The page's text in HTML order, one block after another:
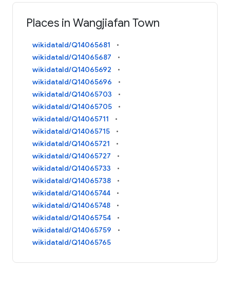
Places in Wangjiafan Town
wikidataId/Q14065681
wikidataId/Q14065687
wikidataId/Q14065692
wikidataId/Q14065696
wikidataId/Q14065703
wikidataId/Q14065705
wikidataId/Q14065711
wikidataId/Q14065715
wikidataId/Q14065721
wikidataId/Q14065727
wikidataId/Q14065733
wikidataId/Q14065738
wikidataId/Q14065744
wikidataId/Q14065748
wikidataId/Q14065754
wikidataId/Q14065759
wikidataId/Q14065765